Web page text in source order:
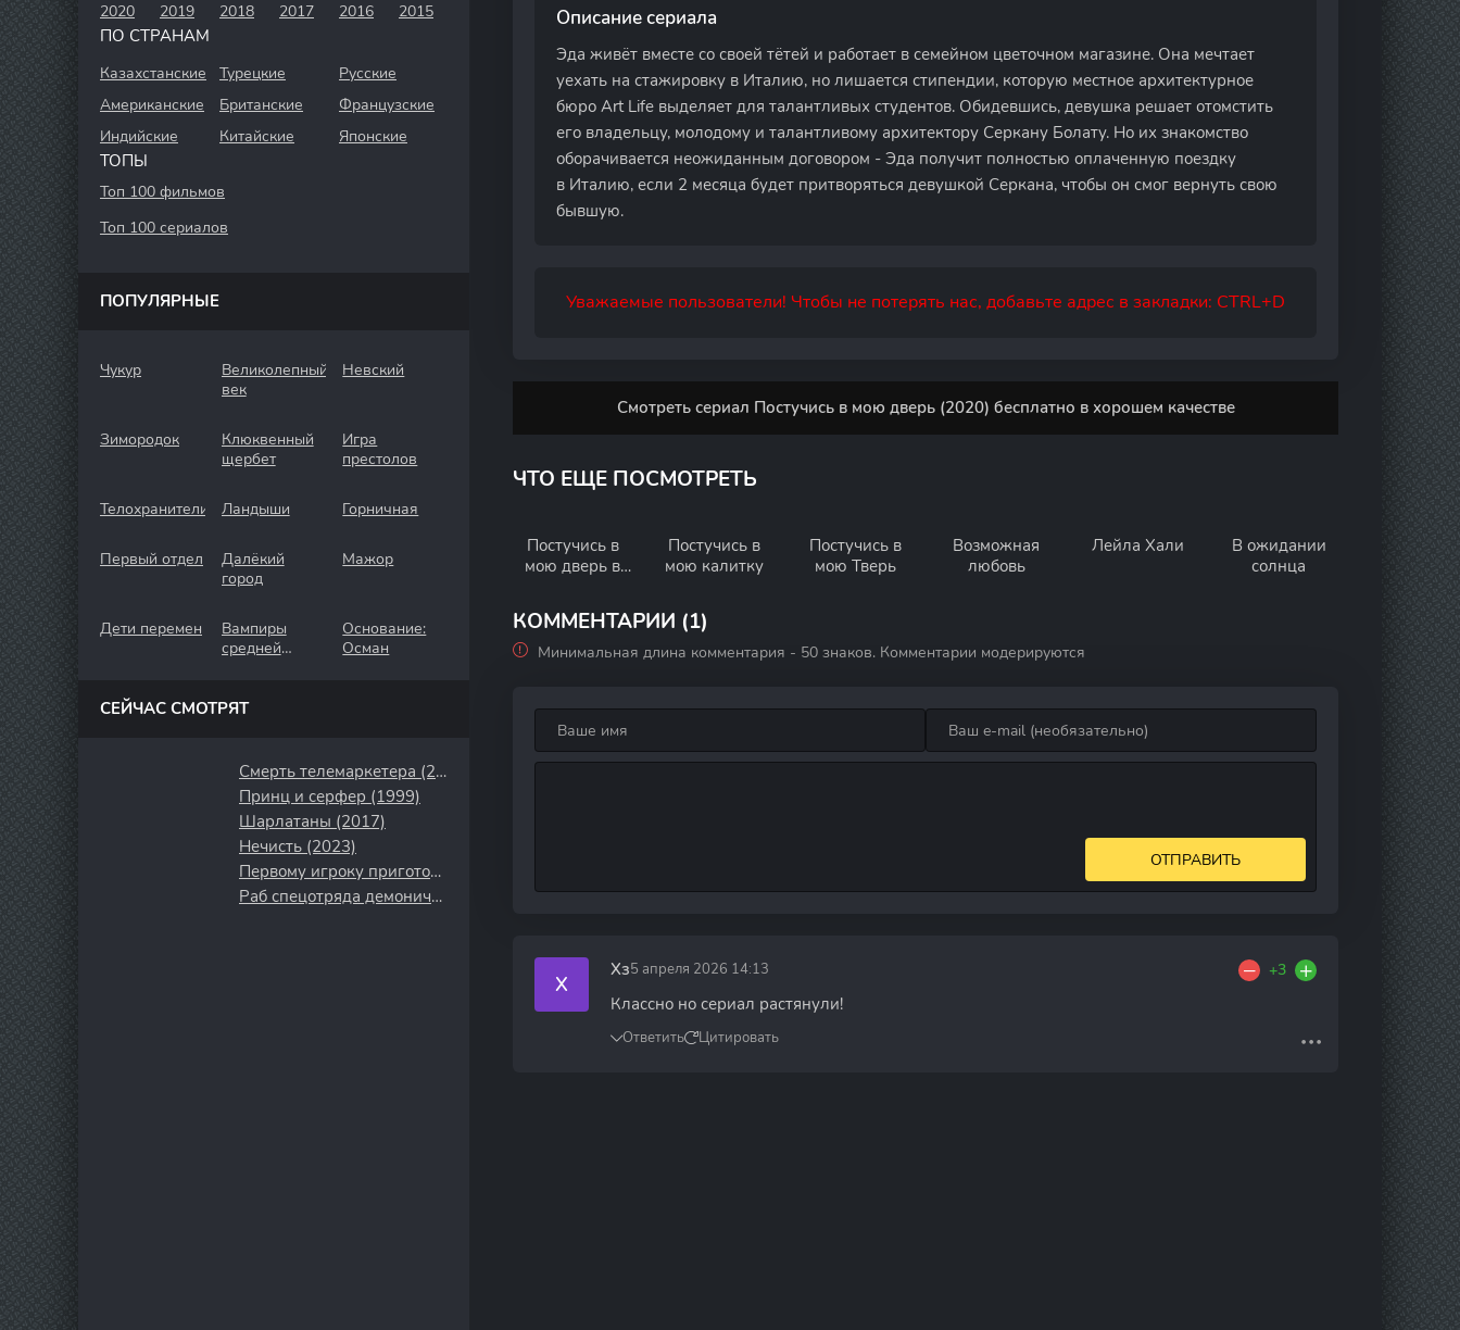
Описание сериала
Эда живёт вместе со своей тётей и работает в семейном цветочном магазине. Она мечтает
уехать на стажировку в Италию, но лишается стипендии, которую местное архитектурное
бюро Art Life выделяет для талантливых студентов. Обидевшись, девушка решает отомстить
его владельцу, молодому и талантливому архитектору Серкану Болату. Но их знакомство
оборачивается неожиданным договором - Эда получит полностью оплаченную поездку
в Италию, если 2 месяца будет притворяться девушкой Серкана, чтобы он смог вернуть свою
бывшую.
Уважаемые пользователи! Чтобы не потерять нас, добавьте адрес в закладки: CTRL+D
Смотреть сериал Постучись в мою дверь (2020) бесплатно в хорошем качестве
ЧТО ЕЩЕ ПОСМОТРЕТЬ
Постучись в
мою дверь в
Постучись в
мою калитку
Постучись в
мою Тверь
Возможная
любовь
Лейла Хали
В ожидании
солнца
КОММЕНТАРИИ (1)
Минимальная длина комментария - 50 знаков. Комментарии модерируются
ОТПРАВИТЬ
Х
Хз5 апреля 2026 14:13 +3
Классно но сериал растянули!
Ответить Цитировать
2020
2019 2018 2017 2016 2015
ПО СТРАНАМ
Казахстанские Турецкие
Русские
Американские
Британские
Французские
Индийские
Китайские Японские
ТОПЫ
Топ 100 фильмов
Топ 100 сериалов
ПОПУЛЯРНЫЕ
Чукур
Великолепный
век
Невский
Зимородок
Клюквенный
щербет
Игра
престолов
Телохранители Ландыши Горничная
Первый отдел
Далёкий
город
Мажор
Дети перемен
Вампиры
средней
Основание:
Осман
СЕЙЧАС СМОТРЯТ
Смерть телемаркетера (2020)
Принц и серфер (1999)
Шарлатаны (2017)
Нечисть (2023)
Первому игроку приготовиться (2018)
Раб спецотряда демонического города (2024)